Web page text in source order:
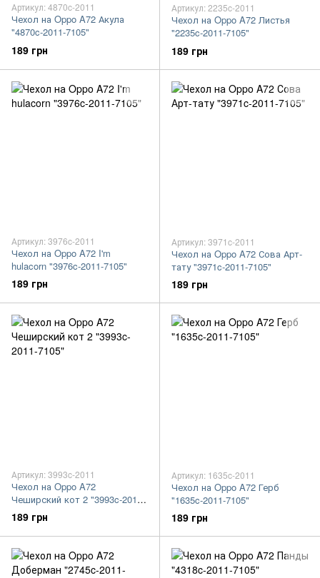
Артикул: 4870c-2011
Чехол на Oppo A72 Акула
"4870c-2011-7105"
189 грн
Артикул: 2235c-2011
Чехол на Oppo A72 Листья
"2235c-2011-7105"
189 грн
Артикул: 3976c-2011
Чехол на Oppo A72 I'm
hulacorn "3976c-2011-7105"
189 грн
Артикул: 3971c-2011
Чехол на Oppo A72 Сова Арт-
тату "3971c-2011-7105"
189 грн
Артикул: 3993c-2011
Чехол на Oppo A72
Чеширский кот 2 "3993c-2011-
7105"
189 грн
Артикул: 1635c-2011
Чехол на Oppo A72 Герб
"1635c-2011-7105"
189 грн